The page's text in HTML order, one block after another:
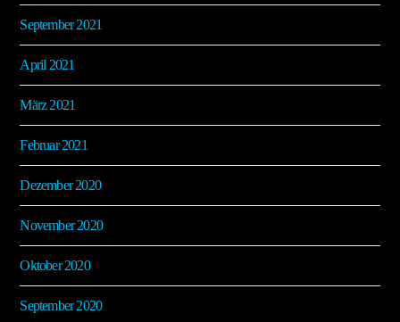
September 2021
April 2021
März 2021
Februar 2021
Dezember 2020
November 2020
Oktober 2020
September 2020